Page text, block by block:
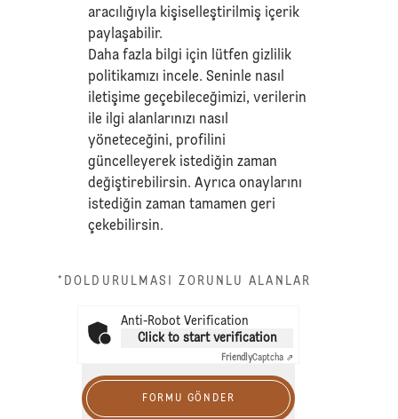
aracılığıyla kişiselleştirilmiş içerik
paylaşabilir.
Daha fazla bilgi için lütfengizlilik
politikamızı incele. Seninle nasıl
iletişime geçebileceğimizi, verilerin
ile ilgi alanlarınızı nasıl
yöneteceğini, profilini
güncelleyerek istediğin zaman
değiştirebilirsin. Ayrıca onaylarını
istediğin zaman tamamen geri
çekebilirsin.
*DOLDURULMASI ZORUNLU ALANLAR
Anti-Robot Verification
Click to start verification
FriendlyCaptcha ⇗
FORMU GÖNDER